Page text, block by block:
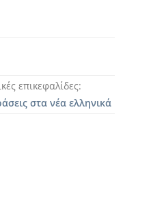
επικεφαλίδες
στα νέα ελληνικά